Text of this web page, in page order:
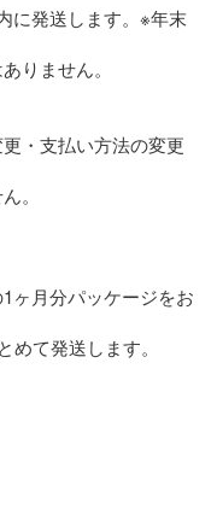
に発送します。※年末
りません。
・支払い方法の変更
。
ヶ月分パッケージをお
て発送します。
再配達となる場合が